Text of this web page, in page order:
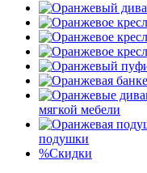
мягкой мебели
подушки
%Скидки